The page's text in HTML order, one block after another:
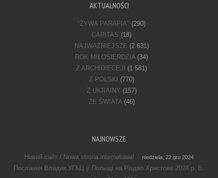
AKTUALNOŚCI
"ŻYWA PARAFIA" (290)
CARITAS (18)
NAJWAŻNIEJSZE (2 631)
ROK MIŁOSIERDZIA(34)
Z ARCHIDIECEJI
(1 581)
Z POLSKI
(770)
Z UKRAINY (157)
ZE ŚWIATA(46)
NAJNOWSZE
Новий сайт / Nowa strona internetowa! niedziela, 22 gru 2024
Послання Владик УГКЦ у Польщі на Різдво Христове 2024 р. Б.